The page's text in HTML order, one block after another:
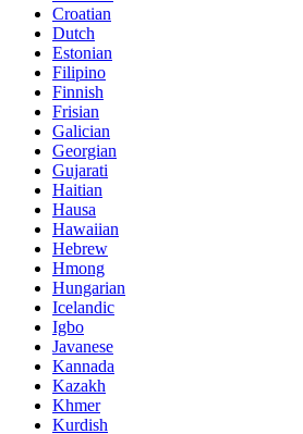
Croatian
Dutch
Estonian
Filipino
Finnish
Frisian
Galician
Georgian
Gujarati
Haitian
Hausa
Hawaiian
Hebrew
Hmong
Hungarian
Icelandic
Igbo
Javanese
Kannada
Kazakh
Khmer
Kurdish